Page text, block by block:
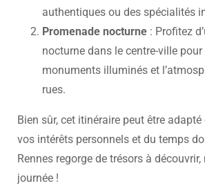
authentiques ou des spécialités
Promenade nocturne : Profitez
nocturne dans le centre-ville
monuments illuminés et
rues.
Bien sûr, cet itinéraire peut être
vos intérêts personnels et du temps
Rennes regorge de trésors à
journée !